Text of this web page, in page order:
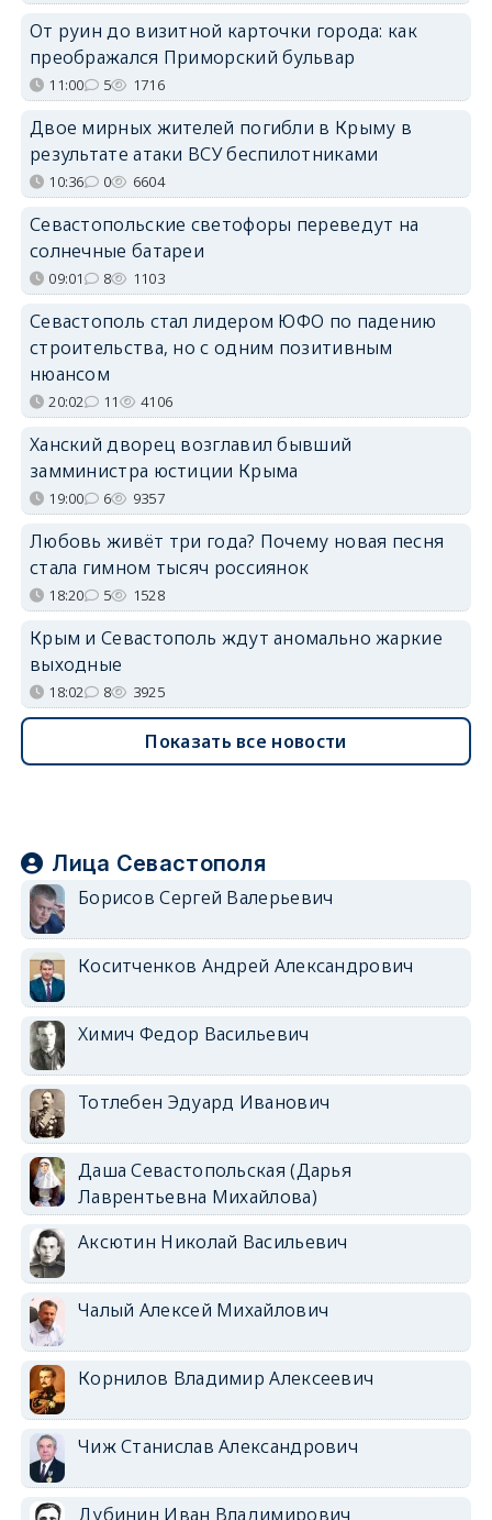
От руин до визитной карточки города: как
преображался Приморский бульвар
11:00 5 1716
Двое мирных жителей погибли в Крыму в
результате атаки ВСУ беспилотниками
10:36 0 6604
Севастопольские светофоры переведут на
солнечные батареи
09:01 8 1103
Севастополь стал лидером ЮФО по падению
строительства, но с одним позитивным
нюансом
20:02 11 4106
Ханский дворец возглавил бывший
замминистра юстиции Крыма
19:00 6 9357
Любовь живёт три года? Почему новая песня
стала гимном тысяч россиянок
18:20 5 1528
Крым и Севастополь ждут аномально жаркие
выходные
18:02 8 3925
Показать все новости
Лица Севастополя
Борисов Сергей Валерьевич
Коситченков Андрей Александрович
Химич Федор Васильевич
Тотлебен Эдуард Иванович
Даша Севастопольская (Дарья
Лаврентьевна Михайлова)
Аксютин Николай Васильевич
Чалый Алексей Михайлович
Корнилов Владимир Алексеевич
Чиж Станислав Александрович
Дубинин Иван Владимирович